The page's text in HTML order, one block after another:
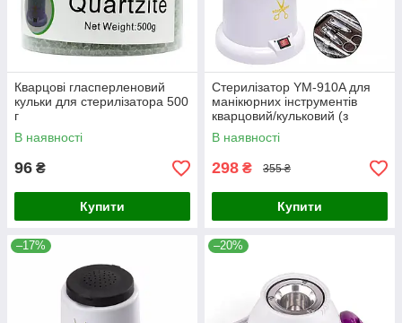
Кварцові гласперленовий
кульки для стерилізатора 500
г
В наявності
96 ₴
Купити
Стерилізатор YM-910A для
манікюрних інструментів
кварцовий/кульковий (з
кульками з комплекту), 100
Вт, білий
В наявності
298 ₴ 355 ₴
Купити
–17% –20%